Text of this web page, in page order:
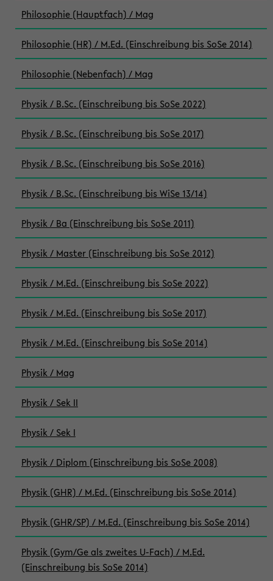
Philosophie (Hauptfach) / Mag
Philosophie (HR) / M.Ed. (Einschreibung bis SoSe 2014)
Philosophie (Nebenfach) / Mag
Physik / B.Sc. (Einschreibung bis SoSe 2022)
Physik / B.Sc. (Einschreibung bis SoSe 2017)
Physik / B.Sc. (Einschreibung bis SoSe 2016)
Physik / B.Sc. (Einschreibung bis WiSe 13/14)
Physik / Ba (Einschreibung bis SoSe 2011)
Physik / Master (Einschreibung bis SoSe 2012)
Physik / M.Ed. (Einschreibung bis SoSe 2022)
Physik / M.Ed. (Einschreibung bis SoSe 2017)
Physik / M.Ed. (Einschreibung bis SoSe 2014)
Physik / Mag
Physik / Sek II
Physik / Sek I
Physik / Diplom (Einschreibung bis SoSe 2008)
Physik (GHR) / M.Ed. (Einschreibung bis SoSe 2014)
Physik (GHR/SP) / M.Ed. (Einschreibung bis SoSe 2014)
Physik (Gym/Ge als zweites U-Fach) / M.Ed.
(Einschreibung bis SoSe 2014)